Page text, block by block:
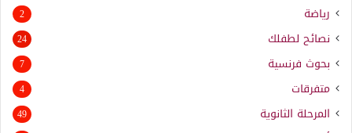
رياضة 2
نصائح لطفلك 24
بحوث فرنسية 7
متفرقات 4
المرحلة الثانوية 49